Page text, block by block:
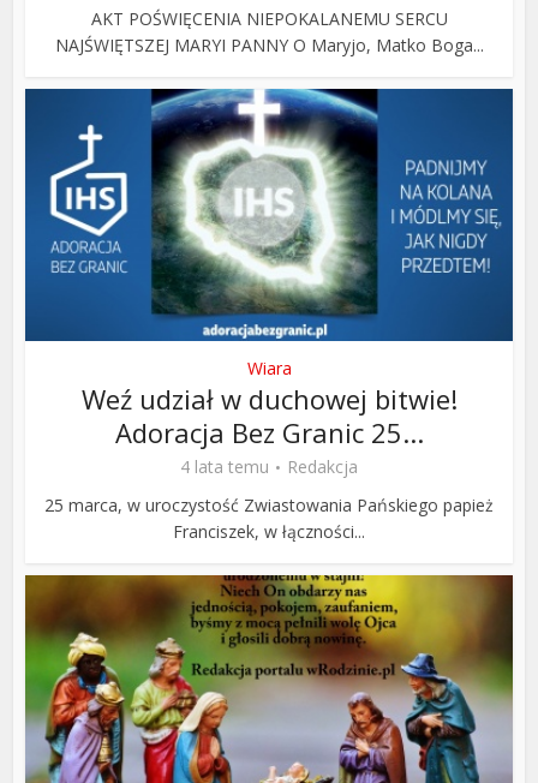
AKT POŚWIĘCENIA NIEPOKALANEMU SERCU
NAJŚWIĘTSZEJ MARYI PANNY O Maryjo, Matko Boga...
Wiara
Weź udział w duchowej bitwie!
Adoracja Bez Granic 25...
4 lata temu
Redakcja
25 marca, w uroczystość Zwiastowania Pańskiego papież
Franciszek, w łączności...